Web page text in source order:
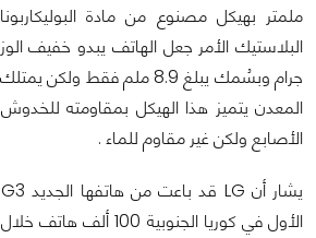
ملمتر بهيكل مصنوع من مادة
جرام وبسُمك يبلغ 8.9 ملم
المعدن يتميز هذا الهيكل بمقاومته
الأصابع ولكن غير مقاوم للماء .